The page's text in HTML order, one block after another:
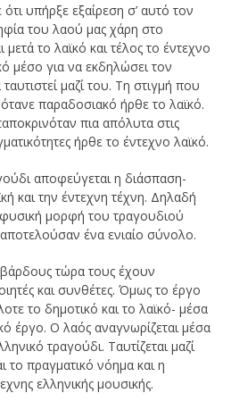
υπήρξε εξαίρεση σ’ αυτό τον
του λαού μας χάρη στο
το λαϊκό και τέλος το έντεχνο
μέσο για να εκδηλώσει τον
μαζί του. Τη στιγμή που
παραδοσιακό ήρθε το λαϊκό.
πια απόλυτα στις
ήρθε το έντεχνο λαϊκό.
αποφεύγεται η διάσπαση-
και την έντεχνη τέχνη. Δηλαδή
μορφή του τραγουδιού
ένα ενιαίο σύνολο.
τώρα τους έχουν
και συνθέτες. Όμως το έργο
το δημοτικό και το λαϊκό- μέσα
έργο. Ο λαός αναγνωρίζεται μέσα
τραγούδι. Ταυτίζεται μαζί
το πραγματικό νόημα και η
ελληνικής μουσικής.